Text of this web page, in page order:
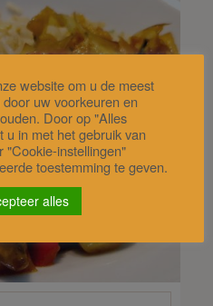
website om u de meest
uw voorkeuren en
Door op "Alles
u in met het gebruik van
"Cookie-instellingen"
toestemming te geven.
alles